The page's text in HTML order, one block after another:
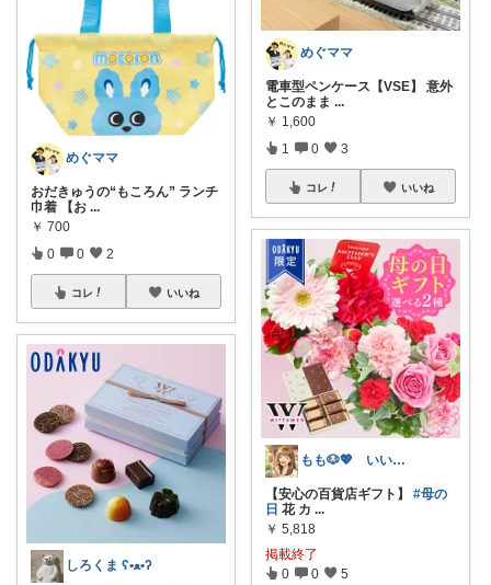
めぐママ
おだきゅうの“もころん” ランチ
巾着 【お ...
￥ 700
0 0 2
コレ いいね
しろくま ʕ•ﻌ•ʔ
めぐママ
電車型ペンケース【VSE】 意外
とこのまま ...
￥ 1,600
1 0 3
コレ いいね
もも🐶💖 いいね♡フォロー感謝です✨
【安心の百貨店ギフト】 #母の
日 花 カ ...
￥ 5,818
掲載終了
0 0 5